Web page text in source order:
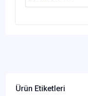
Ürün Etiketleri